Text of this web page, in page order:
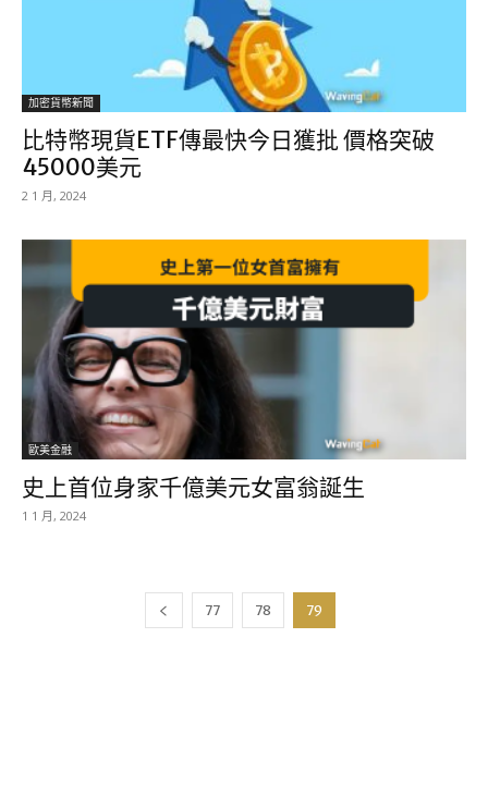
加密貨幣新聞
比特幣現貨ETF傳最快今日獲批 價格突破
45000美元
2 1 月, 2024
歐美金融
史上首位身家千億美元女富翁誕生
1 1 月, 2024
77 78 79